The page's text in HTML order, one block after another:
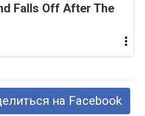
Falls Off After The
на Facebook